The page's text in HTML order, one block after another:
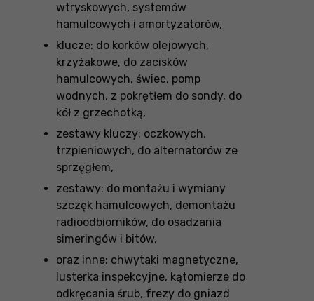
wtryskowych, systemów
hamulcowych i amortyzatorów,
klucze: do korków olejowych,
krzyżakowe, do zacisków
hamulcowych, świec, pomp
wodnych, z pokrętłem do sondy, do
kół z grzechotką,
zestawy kluczy: oczkowych,
trzpieniowych, do alternatorów ze
sprzęgłem,
zestawy: do montażu i wymiany
szczęk hamulcowych, demontażu
radioodbiorników, do osadzania
simeringów i bitów,
oraz inne: chwytaki magnetyczne,
lusterka inspekcyjne, kątomierze do
odkręcania śrub, frezy do gniazd